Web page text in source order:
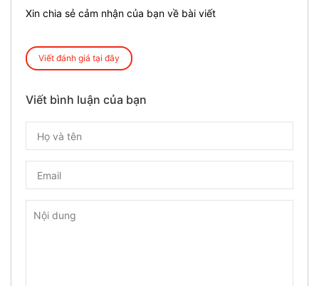
Xin chia sẻ cảm nhận của bạn về bài viết
Viết đánh giá tại đây
Viết bình luận của bạn